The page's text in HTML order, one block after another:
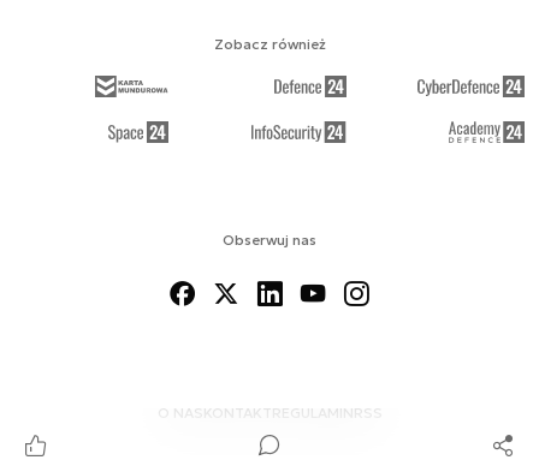
Obserwuj nas
O NAS KONTAKTREGULAMINRSS
Zobacz również